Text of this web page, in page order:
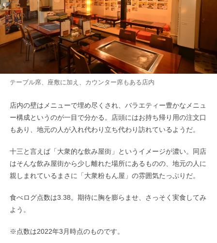
テーブル席、座敷に加え、カウンター席もある店内
店内の壁はメニューで埋め尽くされ、バラエティー豊かなメニュ
ー構成というのが一目で分かる。店頭にはお持ち帰り用の注文口
もあり、地元の人が入れ代わり立ち代わり訪れているようだ。
十三と言えば「大衆的な飲み屋街」というイメージが濃い。同店
はそんな飲み屋街から少し離れた場所にあるものの、地元の人に
親しまれているまさに「大衆粉もん屋」の雰囲気たっぷりだ。
食べログ点数は3.38。期待に胸を膨らませ、さっそく実食してみ
よう。
※点数は2022年3月時点のものです。